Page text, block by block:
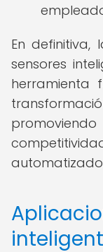
En definitiva,
sensores
herramienta